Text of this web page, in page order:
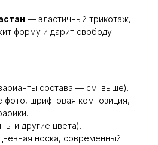
— эластичный трикотаж,
форму и дарит свободу
состава — см. выше).
фото, шрифтовая композиция,
и другие цвета).
носка, современный